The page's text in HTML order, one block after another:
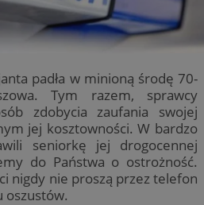
padła w minioną środę 70-
Tym razem, sprawcy
zdobycia zaufania swojej
jej kosztowności. W bardzo
seniorkę jej drogocennej
do Państwa o ostrożność.
nigdy nie proszą przez telefon
oszustów.